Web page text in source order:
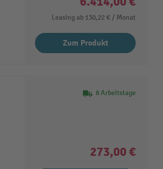
Leasing ab 130,22 € / Monat
Zum Produkt
8 Arbeitstage
273,00 €